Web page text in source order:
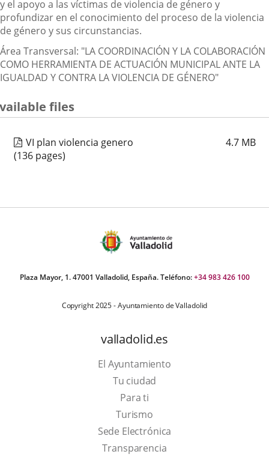
y el apoyo a las víctimas de violencia de género y
profundizar en el conocimiento del proceso de la violencia
de género y sus circunstancias.
Área Transversal: "LA COORDINACIÓN Y LA COLABORACIÓN
COMO HERRAMIENTA DE ACTUACIÓN MUNICIPAL ANTE LA
IGUALDAD Y CONTRA LA VIOLENCIA DE GÉNERO"
files
VI plan violencia genero 4.7 MB
(136 pages)
Plaza Mayor, 1. 47001 Valladolid, España. Teléfono:+34 983 426 100
Copyright 2025 - Ayuntamiento de Valladolid
valladolid.es
El Ayuntamiento
Tu ciudad
Para ti
TurismoThis
link
will
Sede Electrónica
Transparencia